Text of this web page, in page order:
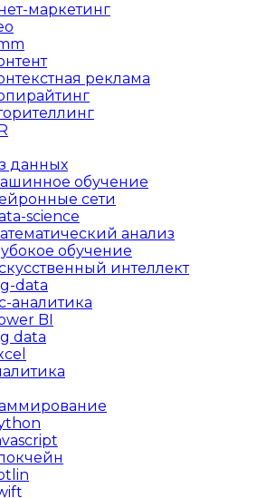
маркетинг
реклама
данных
обучение
сети
science
анализ
обучение
интеллект
data
аналитика
BI
data